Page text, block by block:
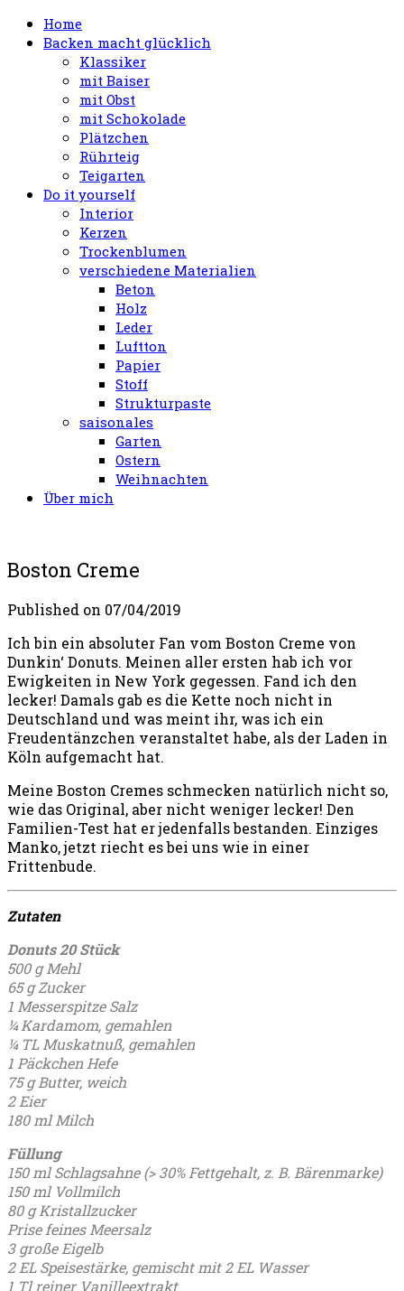
Home
Backen macht glücklich
Klassiker
mit Baiser
mit Obst
mit Schokolade
Plätzchen
Rührteig
Teigarten
Do it yourself
Interior
Kerzen
Trockenblumen
verschiedene Materialien
Beton
Holz
Leder
Luftton
Papier
Stoff
Strukturpaste
saisonales
Garten
Ostern
Weihnachten
Über mich
Boston Creme
Published on 07/04/2019
Ich bin ein absoluter Fan vom Boston Creme von
Dunkin‘ Donuts. Meinen aller ersten hab ich vor
Ewigkeiten in New York gegessen. Fand ich den
lecker! Damals gab es die Kette noch nicht in
Deutschland und was meint ihr, was ich ein
Freudentänzchen veranstaltet habe, als der Laden in
Köln aufgemacht hat.
Meine Boston Cremes schmecken natürlich nicht so,
wie das Original, aber nicht weniger lecker! Den
Familien-Test hat er jedenfalls bestanden. Einziges
Manko, jetzt riecht es bei uns wie in einer
Frittenbude.
Zutaten
Donuts 20 Stück
500 g Mehl
65 g Zucker
1 Messerspitze Salz
¼ Kardamom, gemahlen
¼ TL Muskatnuß, gemahlen
1 Päckchen Hefe
75 g Butter, weich
2 Eier
180 ml Milch
Füllung
150 ml Schlagsahne (> 30% Fettgehalt, z. B. Bärenmarke)
150 ml Vollmilch
80 g Kristallzucker
Prise feines Meersalz
3 große Eigelb
2 EL Speisestärke, gemischt mit 2 EL Wasser
1 Tl reiner Vanilleextrakt